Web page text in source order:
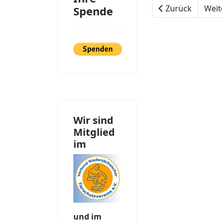
Spende
Wir sind
Mitglied
im
und im
Zurück